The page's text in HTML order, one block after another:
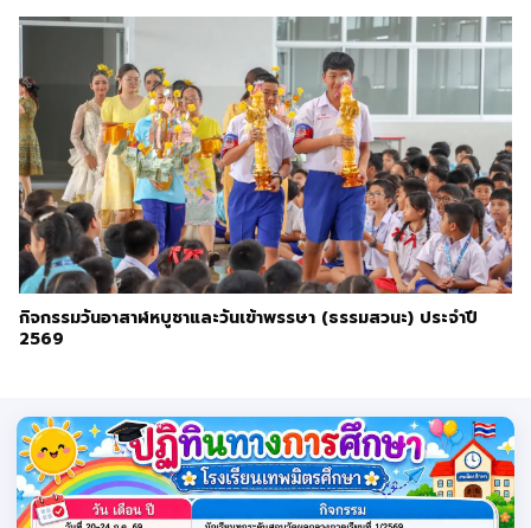
กิจกรรมวันอาสาฬหบูชาและวันเข้าพรรษา (ธรรมสวนะ) ประจำปี
2569